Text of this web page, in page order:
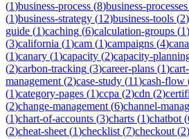
(1)business-process (8)business-processes
(1)business-strategy (12)business-tools (2)
guide (1)caching (6)calculation-groups (1)
(3)california (1)cam (1)campaigns (4)
(1)canary (1)capacity (2)capacity-
(2)carbon-tracking (3)career-plans (1)
management (2)case-study (11)cash-flow
(1)category-pages (1)ccpa (2)cdn (2)
(2)change-management (6)channel-
(1)chart-of-accounts (3)charts (1)chatbot (
(2)cheat-sheet (1)checklist (7)checkout (2)